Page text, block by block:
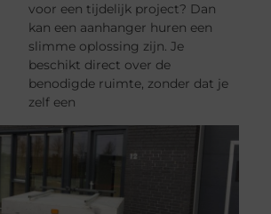
voor een tijdelijk project? Dan
kan een aanhanger huren een
slimme oplossing zijn. Je
beschikt direct over de
benodigde ruimte, zonder dat je
zelf een